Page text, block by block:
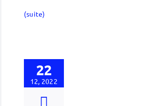
(suite)
22
12, 2022